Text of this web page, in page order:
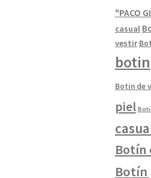
"PACO
casual
vestir
botin
Botin de
piel
Botín
Botín